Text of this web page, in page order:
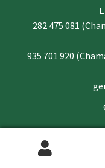
282 475 081
935 701 920
Pesquisar
Pesquisa